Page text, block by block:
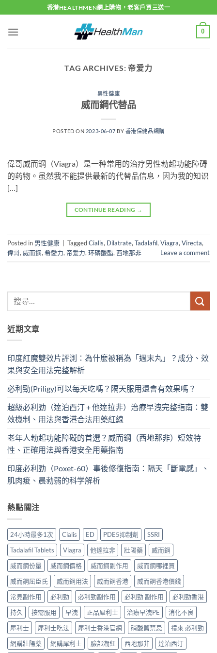
to
content
香港HEALTHMEN網上購物，老客戶買三送一
0
TAG ARCHIVES: 帝爱力
男性健康
威而鋼代替品
POSTED ON 2023-06-07 BY 香港保健品網購
偉哥威而鋼（Viagra）是一种常用的治疗男性勃起功能障碍
的药物。虽然我不能提供最新的代替品信息，因为我的知识
[…]
CONTINUE READING →
Posted in 男性健康 TaggedCialis, Dilatrate, Tadalafil, Viagra, Virecta,
偉哥, 威而鋼, 希愛力, 帝爱力, 环磷酸酯, 西地那非 Leave a comment
近期文章
印度紅魔雙效片評測：為什麼被稱為「週末丸」？成分、效
果與安全用法完整解析
必利勁(Priligy)可以每天吃嗎？隔天服用還會有效果嗎？
超級必利勁（達泊西汀 + 他達拉非）治療早洩完整指南：雙
效機制、用法與香港合法用藥紅線
老年人勃起功能障礙的首選？威而鋼（西地那非）短效特
性、正確用法與香港安全用藥指南
印度必利勁（Poxet-60）事後修復指南：隔天「斷電感」、
肌肉痠、晨勃弱的科学解析
熱點關注
24小時最多1次 Cialis ED PDE5抑制劑
SSRI
Tadalafil Tablets
Viagra 他達拉非 壯陽藥
威而鋼
威而鋼份量
威而鋼價格 威而鋼副作用
威而鋼哪裡買
威而鋼屈臣氏
威而鋼用法 威而鋼香港
威而鋼香港價錢
常見副作用
必利勁 必利勁副作用 必利勁 副作用
必利勁香港
持久
按需服用 早洩 正品犀利士 治療早洩PE
消化不良
犀利士
犀利士吃法 犀利士香港官網 硝酸鹽禁忌
禮來 必利勁
網購壯陽藥
網購犀利士 臉部潮紅 西地那非 達泊西汀